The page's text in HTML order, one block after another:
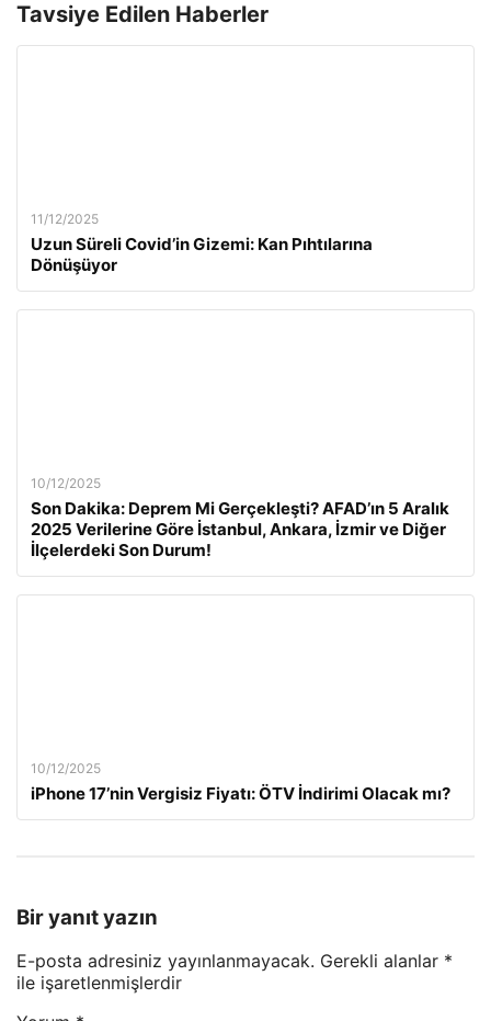
Tavsiye Edilen Haberler
11/12/2025
Uzun Süreli Covid’in Gizemi: Kan Pıhtılarına
Dönüşüyor
10/12/2025
Son Dakika: Deprem Mi Gerçekleşti? AFAD’ın 5 Aralık
2025 Verilerine Göre İstanbul, Ankara, İzmir ve Diğer
İlçelerdeki Son Durum!
10/12/2025
iPhone 17’nin Vergisiz Fiyatı: ÖTV İndirimi Olacak mı?
Bir yanıt yazın
E-posta adresiniz yayınlanmayacak. Gerekli alanlar *
ile işaretlenmişlerdir